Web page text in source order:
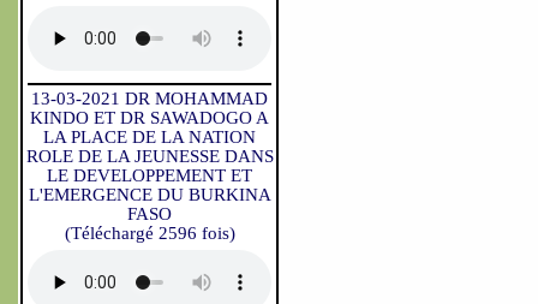
13-03-2021 DR MOHAMMAD
KINDO ET DR SAWADOGO A
LA PLACE DE LA NATION
ROLE DE LA JEUNESSE DANS
LE DEVELOPPEMENT ET
L'EMERGENCE DU BURKINA
FASO
(Téléchargé 2596 fois)